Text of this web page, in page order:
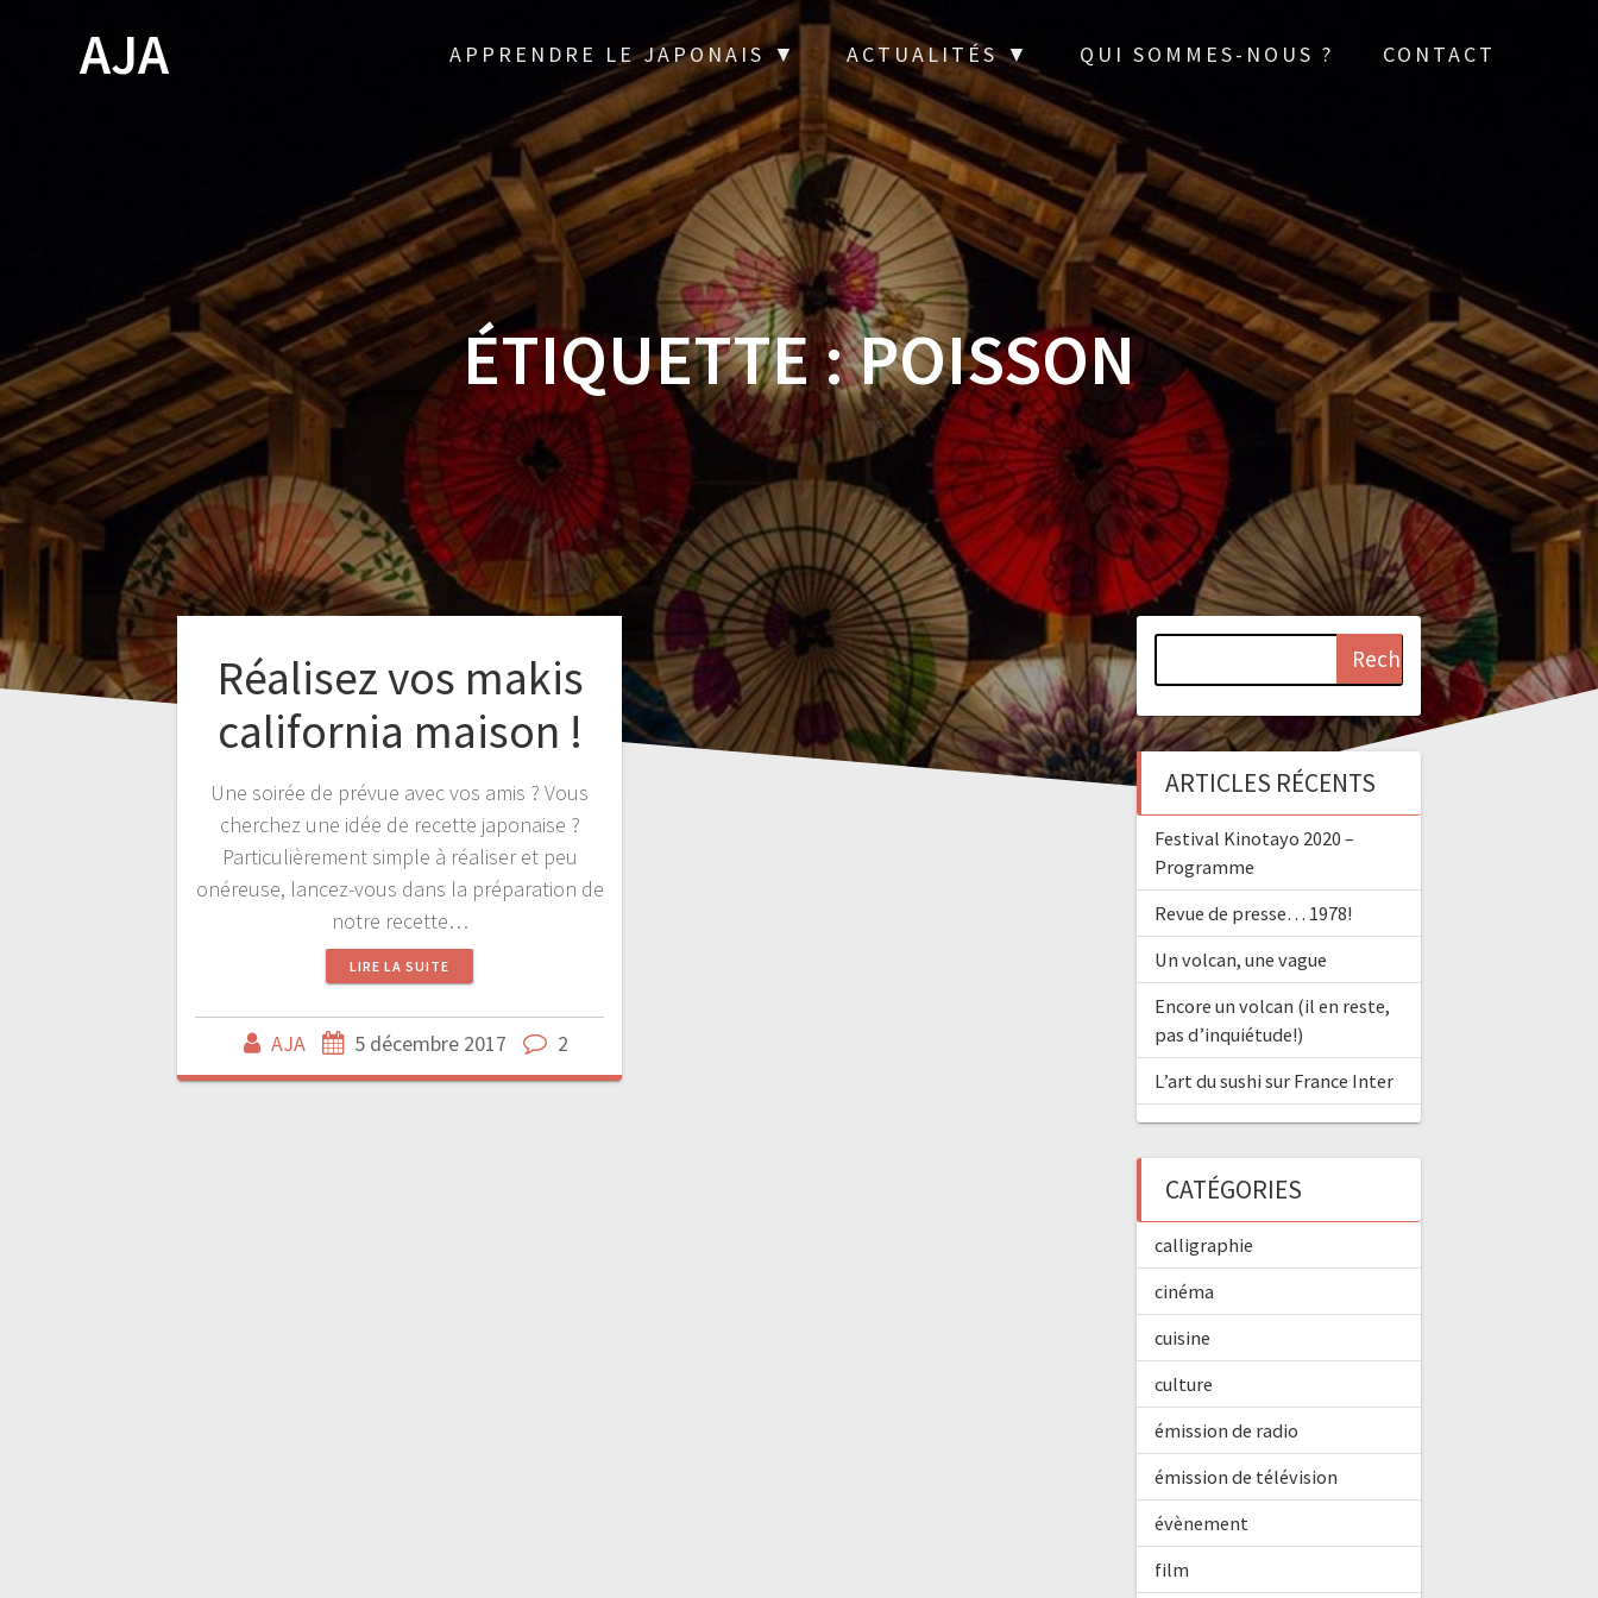
AJA APPRENDRE LE JAPONAIS ▼ ACTUALITÉS ▼ QUI SOMMES-NOUS ? CONTACT
ÉTIQUETTE :POISSON
Réalisez vos makis
california maison !
Une soirée de prévue avec vos amis ? Vous
cherchez une idée de recette japonaise ?
Particulièrement simple à réaliser et peu
onéreuse, lancez-vous dans la préparation de
notre recette…
LIRE LA SUITE
AJA 5 décembre 2017 2
Rechercher :
ARTICLES RÉCENTS
Festival Kinotayo 2020 –
Programme
Revue de presse… 1978!
Un volcan, une vague
Encore un volcan (il en reste,
pas d’inquiétude!)
L’art du sushi sur France Inter
CATÉGORIES
calligraphie
cinéma
cuisine
culture
émission de radio
émission de télévision
évènement
film